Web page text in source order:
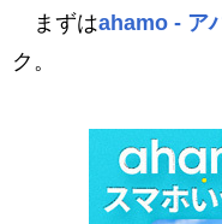
まずはahamo - ア
ク。